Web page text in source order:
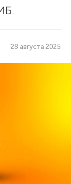
28 августа 2025